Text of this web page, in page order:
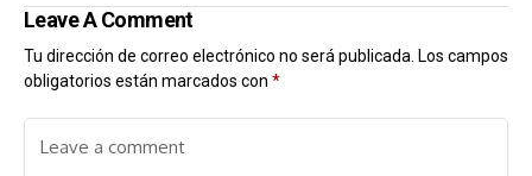
Leave A Comment
Tu dirección de correo electrónico no será publicada. Los campos
obligatorios están marcados con *